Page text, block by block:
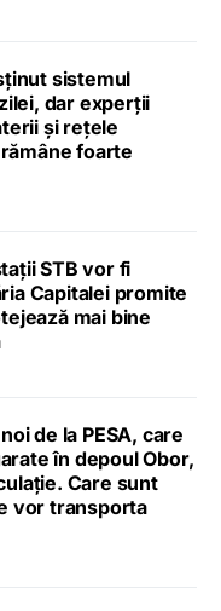
sistemul
dar experții
și rețele
foarte
STB vor fi
Capitalei promite
mai bine
de la PESA, care
în depoul Obor,
Care sunt
vor transporta